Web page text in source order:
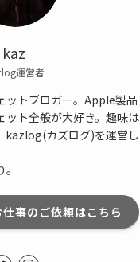
kaz
運営者
ットブロガー。Apple製品
ット全般が大好き。趣味は
kazlog(カズログ)を運営し
事のご依頼はこちら